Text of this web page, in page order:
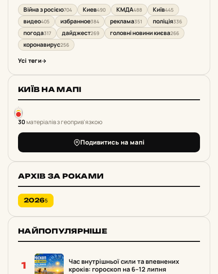
Війна з росією704 Киев490 КМДА488 Київ445
видео405 избранное384 реклама351 поліція336
погода317 дайджест269 головні новини києва266
коронавирус256
Усі теги
КИЇВ НА МАПІ
30матеріалів з геоприв'язкою
Подивитись на мапі
АРХІВ ЗА РОКАМИ
20265
НАЙПОПУЛЯРНІШЕ
1
Час внутрішньої сили та впевнених
кроків: гороскоп на 6–12 липня